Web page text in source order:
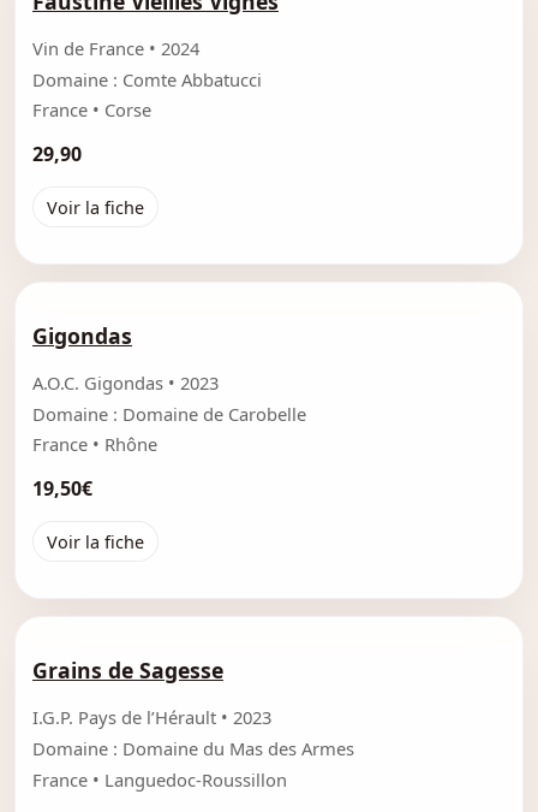
Vin de France • 2024
Domaine : Comte Abbatucci
France • Corse
29,90
Voir la fiche
Gigondas
A.O.C. Gigondas • 2023
Domaine : Domaine de Carobelle
France • Rhône
19,50€
Voir la fiche
Grains de Sagesse
I.G.P. Pays de l’Hérault • 2023
Domaine : Domaine du Mas des Armes
France • Languedoc-Roussillon